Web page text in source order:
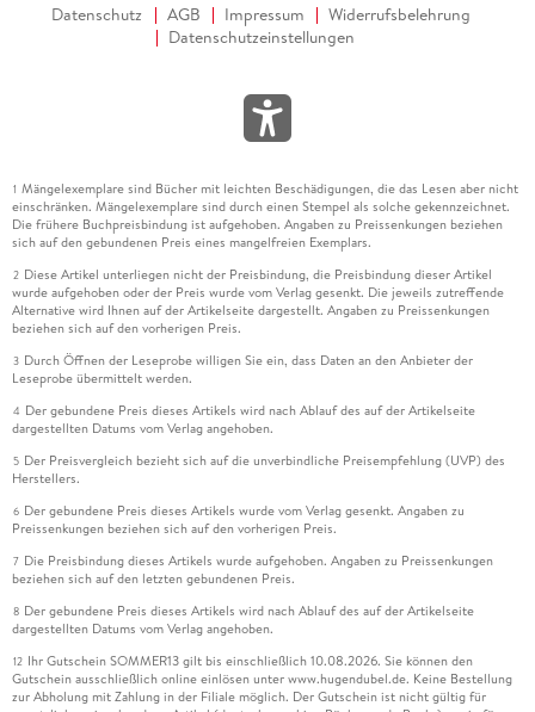
Datenschutz AGB Impressum
Widerrufsbelehrung
Datenschutzeinstellungen
1 Mängelexemplare sind Bücher mit leichten Beschädigungen, die das Lesen aber nicht
einschränken. Mängelexemplare sind durch einen Stempel als solche gekennzeichnet.
Die frühere Buchpreisbindung ist aufgehoben. Angaben zu Preissenkungen beziehen
sich auf den gebundenen Preis eines mangelfreien Exemplars.
2 Diese Artikel unterliegen nicht der Preisbindung, die Preisbindung dieser Artikel
wurde aufgehoben oder der Preis wurde vom Verlag gesenkt. Die jeweils zutreffende
Alternative wird Ihnen auf der Artikelseite dargestellt. Angaben zu Preissenkungen
beziehen sich auf den vorherigen Preis.
3 Durch Öffnen der Leseprobe willigen Sie ein, dass Daten an den Anbieter der
Leseprobe übermittelt werden.
4 Der gebundene Preis dieses Artikels wird nach Ablauf des auf der Artikelseite
dargestellten Datums vom Verlag angehoben.
5 Der Preisvergleich bezieht sich auf die unverbindliche Preisempfehlung (UVP) des
Herstellers.
6 Der gebundene Preis dieses Artikels wurde vom Verlag gesenkt. Angaben zu
Preissenkungen beziehen sich auf den vorherigen Preis.
7 Die Preisbindung dieses Artikels wurde aufgehoben. Angaben zu Preissenkungen
beziehen sich auf den letzten gebundenen Preis.
8 Der gebundene Preis dieses Artikels wird nach Ablauf des auf der Artikelseite
dargestellten Datums vom Verlag angehoben.
12 Ihr Gutschein SOMMER13 gilt bis einschließlich 10.08.2026. Sie können den
Gutschein ausschließlich online einlösen unter www.hugendubel.de. Keine Bestellung
zur Abholung mit Zahlung in der Filiale möglich. Der Gutschein ist nicht gültig für